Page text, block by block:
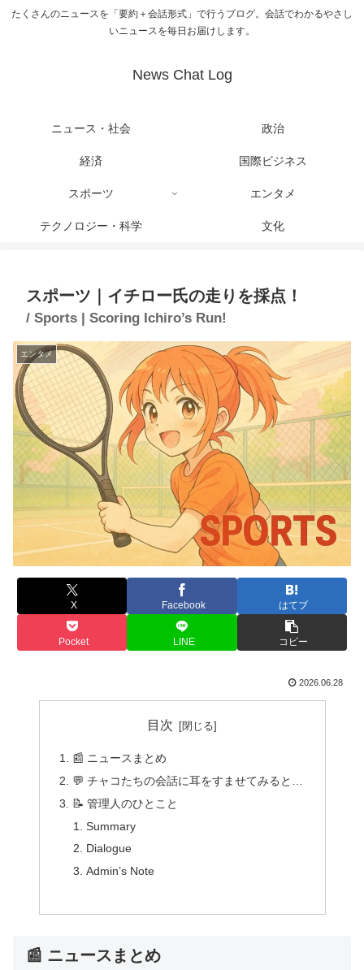
たくさんのニュースを「要約＋会話形式」で行うブログ。会話でわかるやさし
いニュースを毎日お届けします。
News Chat Log
ニュース・社会 政治
経済 国際ビジネス
スポーツ エンタメ
テクノロジー・科学 文化
スポーツ｜イチロー氏の走りを採点！
/ Sports | Scoring Ichiro’s Run!
エンタメ
X Facebook はてブ
Pocket LINE コピー
2026.06.28
目次
📰 ニュースまとめ
💬 チャコたちの会話に耳をすませてみると…
📝 管理人のひとこと
Summary
Dialogue
Admin’s Note
📰 ニュースまとめ